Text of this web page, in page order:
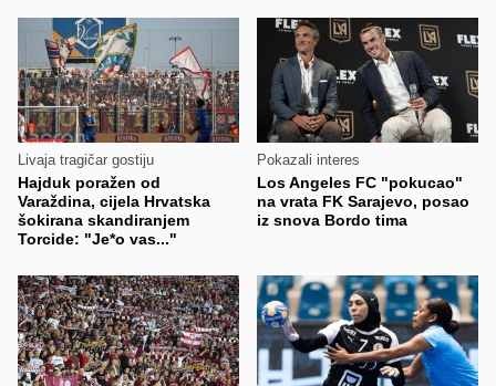
Livaja tragičar gostiju
Hajduk poražen od
Varaždina, cijela Hrvatska
šokirana skandiranjem
Torcide: "Je*o vas..."
Pokazali interes
Los Angeles FC "pokucao"
na vrata FK Sarajevo, posao
iz snova Bordo tima